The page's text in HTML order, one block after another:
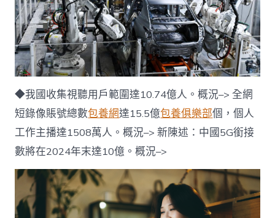
養
經
歷
男
足
原
主
教
練
李
鐵
天
一
審
開
◆我國收集視聽用戶範圍達10.74億人。概況–> 全網
短錄像賬號總數包養網達15.5億包養俱樂部個，個人
工作主播達1508萬人。概況–> 新陳述：中國5G銜接
數將在2024年末達10億。概況–>